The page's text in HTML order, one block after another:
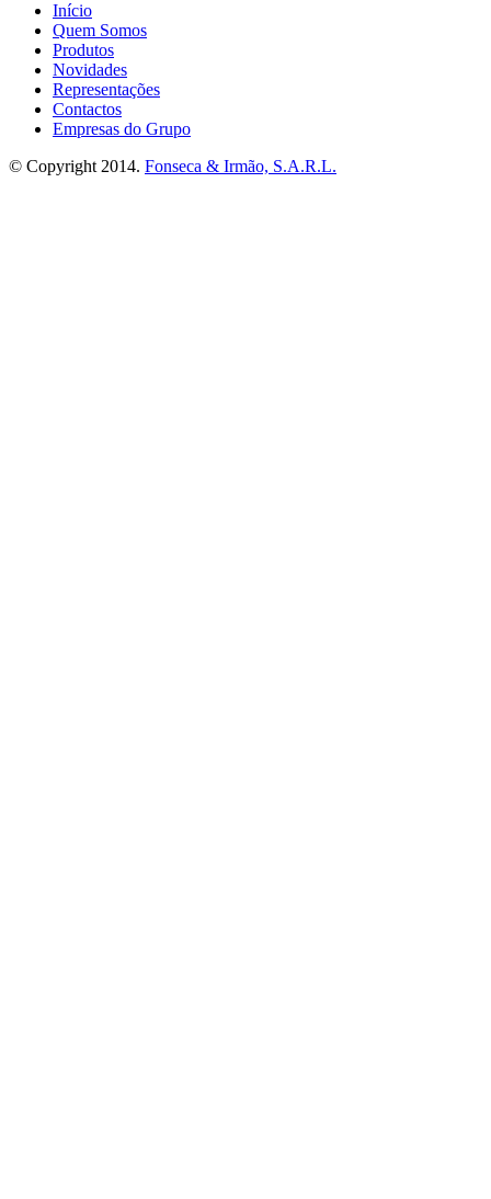
Início
Quem Somos
Produtos
Novidades
Representações
Contactos
Empresas do Grupo
© Copyright 2014. Fonseca & Irmão, S.A.R.L.